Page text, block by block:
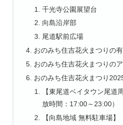
千光寺公園展望台
向島沿岸部
尾道駅前広場
おのみち住吉花火まつりの
おのみち住吉花火まつりの
おのみち住吉花火まつり
【東尾道ベイタウン尾道
放時間：17:00～23:00）
【向島地域 無料駐車場